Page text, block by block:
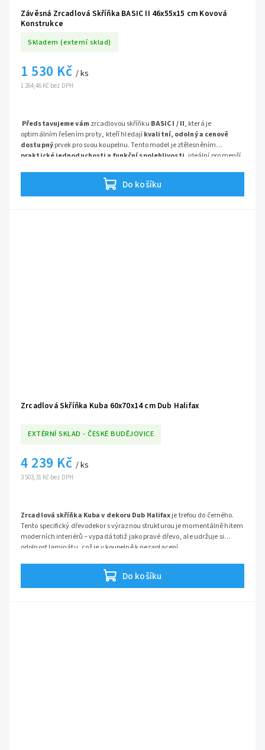
Závěsná Zrcadlová Skříňka BASIC II 46x55x15 cm Kovová
Konstrukce
Skladem (externí sklad)
1 264,46 Kč bez DPH
1 530 Kč / ks
Do košíku
Představujeme vámzrcadlovou skříňku BASIC I / II, která je
optimálním řešením pro ty, kteří hledajíkvalitní, odolný a cenově
dostupnýprvek pro svou koupelnu. Tento model je ztělesněním
praktické jednoduchosti a funkční spolehlivosti , ideální pro menší
Zrcadlová Skříňka Kuba 60x70x14 cm Dub Halifax
EXTÉRNÍ SKLAD - ČESKÉ BUDĚJOVICE
3 503,31 Kč bez DPH
4 239 Kč / ks
Do košíku
Zrcadlová skříňka Kuba v dekoru Dub Halifaxje trefou do černého.
Tento specifický dřevodekor s výraznou strukturou je momentálně hitem
moderních interiérů – vypadá totiž jako pravé dřevo, ale udržuje si
odolnost laminátu, což je v koupelně k nezaplacení.
maximum úložného prostoru i nad menším umyvadlem, aniž byste
museli bojovat s místem při otevírání dvířek.